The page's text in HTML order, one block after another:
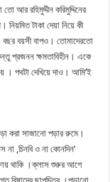
আর রহিমুদ্দীন করিমুদ্দিনের
টাকা দেয়া নিয়ে কী
বছর বয়সী বাপও। তোমাদেরতো
প্রজনন ক্ষমতাবিহীন। একে
। পথটা দেখিয়ে দাও। আমি’ই
করা সাজানো পড়ার রুমে।
,চিনবি ও না কোনদিন’
থাকি ।ক্লাস শুরুর আগে